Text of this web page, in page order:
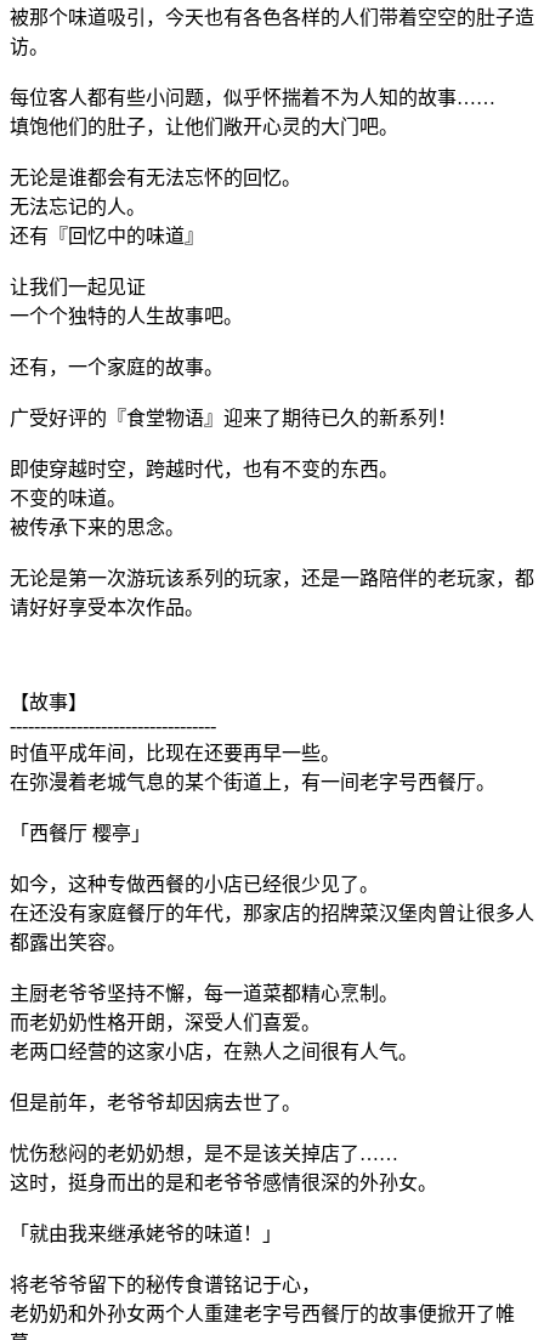
被那个味道吸引，今天也有各色各样的人们带着空空的肚子造
访。
每位客人都有些小问题，似乎怀揣着不为人知的故事……
填饱他们的肚子，让他们敞开心灵的大门吧。
无论是谁都会有无法忘怀的回忆。
无法忘记的人。
还有『回忆中的味道』
让我们一起见证
一个个独特的人生故事吧。
还有，一个家庭的故事。
广受好评的『食堂物语』迎来了期待已久的新系列！
即使穿越时空，跨越时代，也有不变的东西。
不变的味道。
被传承下来的思念。
无论是第一次游玩该系列的玩家，还是一路陪伴的老玩家，都
请好好享受本次作品。
【故事】
----------------------------------
时值平成年间，比现在还要再早一些。
在弥漫着老城气息的某个街道上，有一间老字号西餐厅。
「西餐厅 樱亭」
如今，这种专做西餐的小店已经很少见了。
在还没有家庭餐厅的年代，那家店的招牌菜汉堡肉曾让很多人
都露出笑容。
主厨老爷爷坚持不懈，每一道菜都精心烹制。
而老奶奶性格开朗，深受人们喜爱。
老两口经营的这家小店，在熟人之间很有人气。
但是前年，老爷爷却因病去世了。
忧伤愁闷的老奶奶想，是不是该关掉店了……
这时，挺身而出的是和老爷爷感情很深的外孙女。
「就由我来继承姥爷的味道！」
将老爷爷留下的秘传食谱铭记于心，
老奶奶和外孙女两个人重建老字号西餐厅的故事便掀开了帷